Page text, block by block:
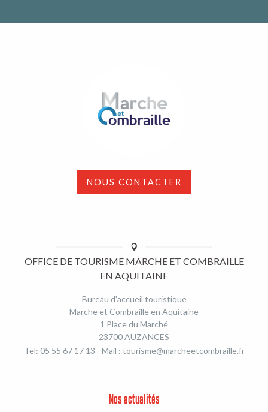
NOUS CONTACTER
OFFICE DE TOURISME MARCHE ET COMBRAILLE
EN AQUITAINE
Bureau d'accueil touristique
Marche et Combraille en Aquitaine
1 Place du Marché
23700 AUZANCES
Tel: 05 55 67 17 13 - Mail : tourisme@marcheetcombraille.fr
Nos actualités